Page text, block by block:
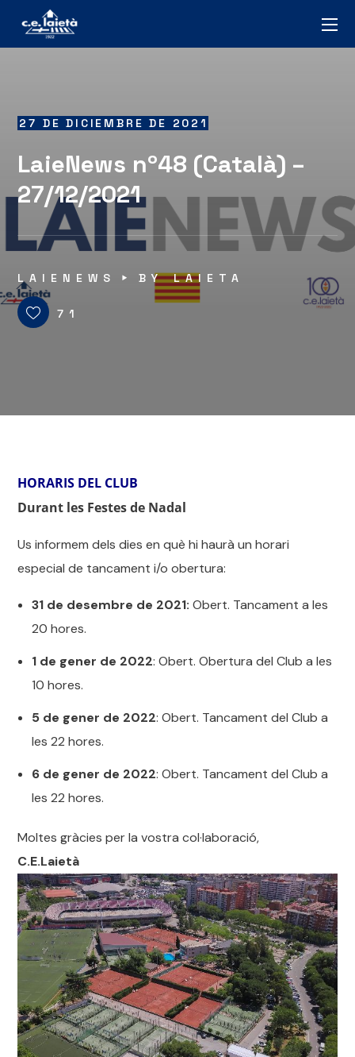
27 DE DICIEMBRE DE 2021
LaieNews nº48 (Català) –
27/12/2021
LAIENEWS BYLAIETA
71
HORARIS DEL CLUB
Durant les Festes de Nadal
Us informem dels dies en què hi haurà un horari
especial de tancament i/o obertura:
31 de desembre de 2021: Obert. Tancament a les
20 hores.
1 de gener de 2022: Obert. Obertura del Club a les
10 hores.
5 de gener de 2022: Obert. Tancament del Club a
les 22 hores.
6 de gener de 2022: Obert. Tancament del Club a
les 22 hores.
Moltes gràcies per la vostra col·laboració,
C.E.Laietà